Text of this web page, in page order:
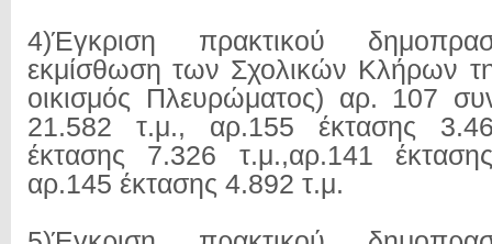
4)Έγκριση πρακτικού
εκμίσθωση των Σχολικών Κλήρων
οικισμός Πλευρώματος) αρ. 107
21.582 τ.μ., αρ.155 έκτασης
έκτασης 7.326 τ.μ.,αρ.141
αρ.145 έκτασης 4.892 τ.μ.